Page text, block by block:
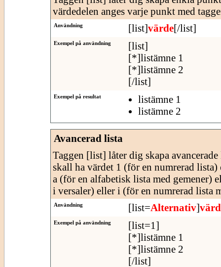
värdedelen anges varje punkt med
Användning [list]värde[/list]
Exempel på användning
[list]
[*]listämne 1
[*]listämne 2
[/list]
Exempel på resultat
listämne 1
listämne 2
Avancerad lista
Taggen [list] låter dig skapa
skall ha värdet 1 (för en numrerad
a (för en alfabetisk lista med gemener)
i versaler) eller i (för en numrerad lista
Användning [list=Alternativ]
Exempel på användning
[list=1]
[*]listämne 1
[*]listämne 2
[/list]